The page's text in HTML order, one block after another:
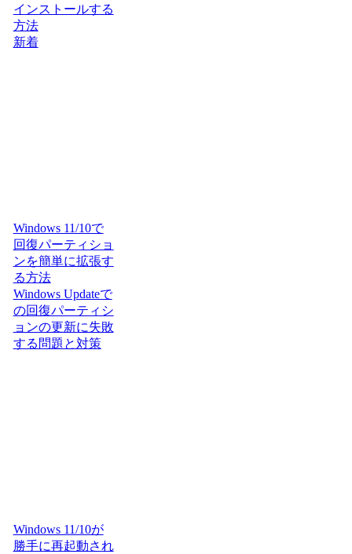
インストールする
方法
新着
Windows 11/10で
回復パーティショ
ンを簡単に拡張す
る方法
Windows Updateで
の回復パーティシ
ョンの更新に失敗
する問題と対策
Windows 11/10が
勝手に再起動され